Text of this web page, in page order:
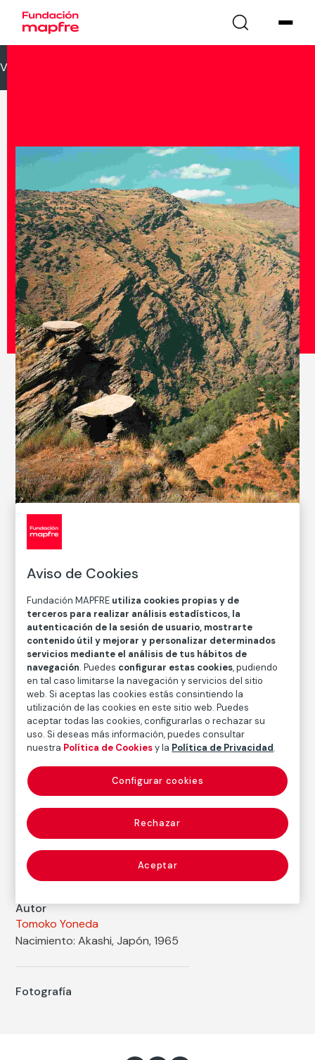
VOLVER
Sierra, Spain, 2020
Puestos de observación. Barranco de San Juan, Sierra
de Güejar, España
Tomoko Yoneda
Técnica
Copia cromógena
Medidas
Medidas papel: 125 × 106 cm
Inventario
FM003141
Fecha
2020
Autor
Tomoko Yoneda
Nacimiento: Akashi, Japón, 1965
Fotografía
Aviso de Cookies
Fundación MAPFRE utiliza cookies propias y de
terceros para realizar análisis estadísticos, la
autenticación de la sesión de usuario, mostrarte
contenido útil y mejorar y personalizar determinados
servicios mediante el análisis de tus hábitos de
navegación. Puedes configurar estas cookies, pudiendo
en tal caso limitarse la navegación y servicios del sitio
web. Si aceptas las cookies estás consintiendo la
utilización de las cookies en este sitio web. Puedes
aceptar todas las cookies, configurarlas o rechazar su
uso. Si deseas más información, puedes consultar
nuestra Política de Cookiesy la Política de Privacidad.
Rechazar
Aceptar
Configurar cookies